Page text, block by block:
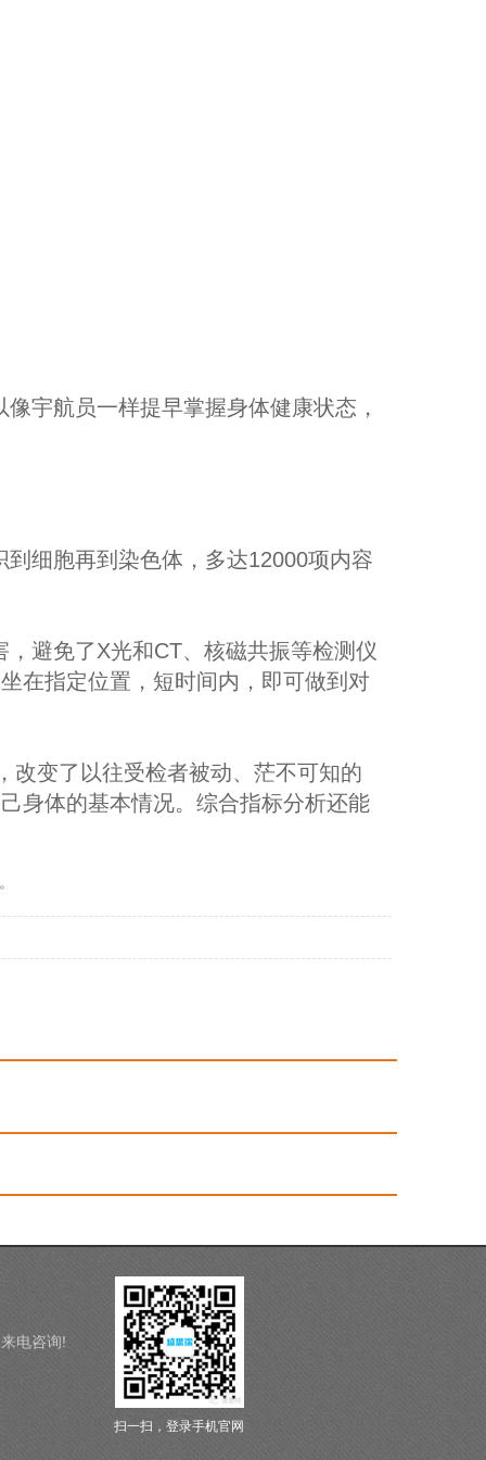
宇航员一样提早掌握身体健康状态，
细胞再到染色体，多达12000项内容
避免了X光和CT、核磁共振等检测仪
在指定位置，短时间内，即可做到对
改变了以往受检者被动、茫不可知的
身体的基本情况。综合指标分析还能
来电咨询!
扫一扫，登录手机官网